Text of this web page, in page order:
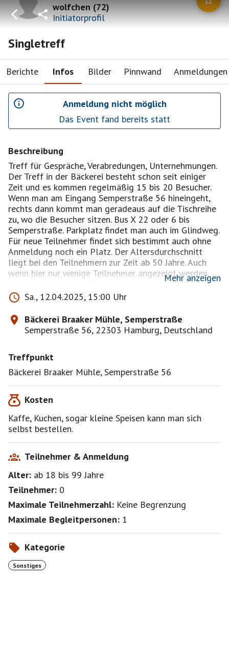
wolfchen(72)
Initiatorprofil
Singletreff
Berichte Infos Bilder Pinnwand Anmeldungen
Anmeldung nicht möglich
Das Event fand bereits statt
Beschreibung
Treff für Gespräche, Verabredungen, Unternehmungen.
Der Treff in der Bäckerei besteht schon seit einiger
Zeit und es kommen regelmäßig 15 bis 20 Besucher.
Wenn man am Eingang Semperstraße 56 hineingeht,
rechts dann kommt man geradeaus auf die Tischreihe
zu, wo die Besucher sitzen. Bus X 22 oder 6 bis
Semperstraße. Parkplatz findet man auch im Glindweg.
Für neue Teilnehmer findet sich bestimmt auch ohne
Anmeldung noch ein Platz. Der Altersdurchschnitt
liegt bei den Teilnehmern zur Zeit ab 50 Jahre. Auch
wenn hier nur wenige Teilnehmer angezeigt werden,
kommen bei dem Treff mehrere Besucher die
entweder den Treff schon kennen bzw. über eine
gelegentlich geschaltete Zeitungsanzeige.
Mehr anzeigen
Sa., 12.04.2025, 15:00 Uhr
Bäckerei Braaker Mühle, Semperstraße
Semperstraße 56, 22303 Hamburg, Deutschland
Treffpunkt
Bäckerei Braaker Mühle, Semperstraße 56
Kosten
Kaffe, Kuchen, sogar kleine Speisen kann man sich
selbst bestellen.
Teilnehmer & Anmeldung
Alter: ab 18 bis 99Jahre
Teilnehmer: 0
Maximale Teilnehmerzahl: Keine Begrenzung
Maximale Begleitpersonen: 1
Kategorie
Sonstiges